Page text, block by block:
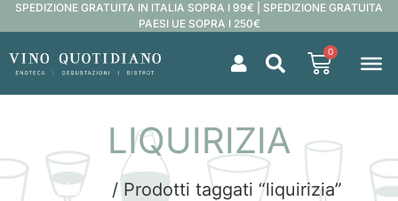
SPEDIZIONE GRATUITA IN ITALIA SOPRA I 99€ | SPEDIZIONE GRATUITA
PAESI UE SOPRA I 250€
0
LIQUIRIZIA
Home / Prodotti taggati “liquirizia”